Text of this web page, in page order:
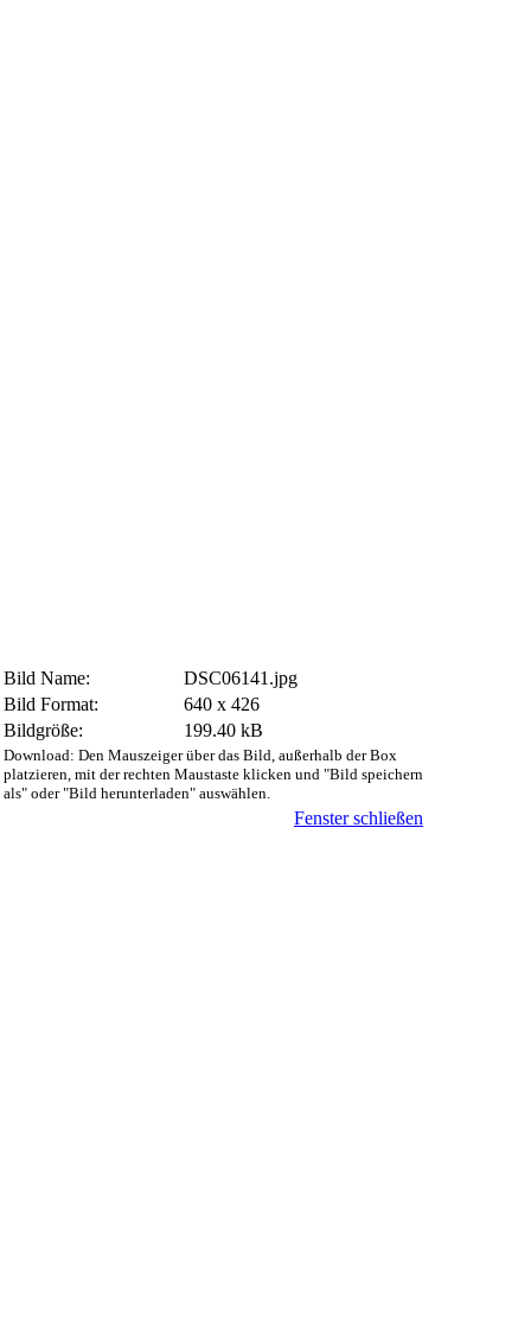
Bild Name:
DSC06141.jpg
Bild Format:
640 x 426
Bildgröße:
199.40 kB
Download: Den Mauszeiger über das Bild, außerhalb der Box
platzieren, mit der rechten Maustaste klicken und "Bild speichern
als" oder "Bild herunterladen" auswählen.
Fenster schließen